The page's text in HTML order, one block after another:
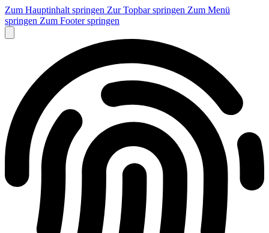
Zum Hauptinhalt springen Zur Topbar springen Zum Menü
springen Zum Footer springen